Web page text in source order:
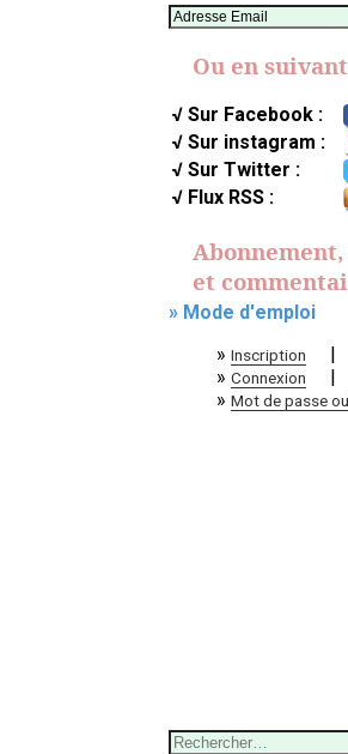
Ou en
√ Sur Facebook :
√ Sur instagram :
√ Sur Twitter :
√ Flux RSS :
et
» Mode d'emploi
» Inscription
» Connexion
» Mot de passe
Rechercher :